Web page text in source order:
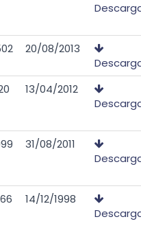
20/08/2013
13/04/2012
31/08/2011
14/12/1998